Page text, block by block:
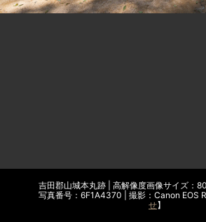
吉田郡山城本丸跡 | 高解像度画像サイズ：
写真番号：6F1A4370 | 撮影：Canon EOS
せ】